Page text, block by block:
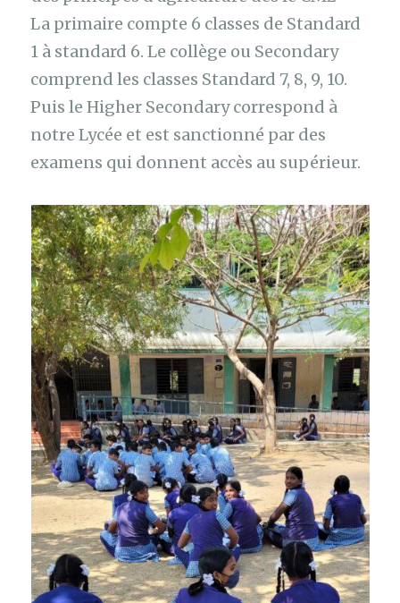
La primaire compte 6 classes de Standard
1 à standard 6. Le collège ou Secondary
comprend les classes Standard 7, 8, 9, 10.
Puis le Higher Secondary correspond à
notre Lycée et est sanctionné par des
examens qui donnent accès au supérieur.